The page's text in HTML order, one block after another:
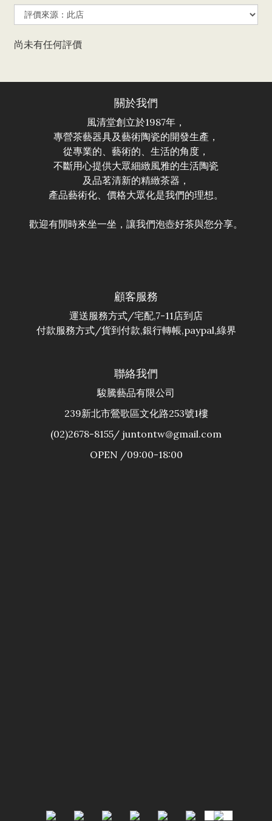
尚未有任何評價
關於我們
風清堂創立於1987年，
專營茶藝器具及藝術陶瓷的開發生產，
從專業的、藝術的、生活的角度，
不斷用心提供大眾細緻風雅的生活陶瓷
及品茗清新的精緻茶器，
產品藝術化、價格大眾化是我們的理想。
歡迎有閒時來坐一坐，讓我們泡壺好茶與您分享。
顧客服務
運送服務方式/宅配,7-11店到店
付款服務方式/貨到付款,銀行轉帳,paypal,綠界
聯絡我們
駿騰藝品有限公司
239新北市鶯歌區文化路253號1樓
(02)2678-8155/ juntontw@gmail.com
OPEN /09:00-18:00